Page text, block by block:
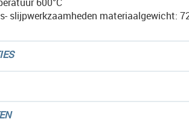
slijpwerkzaamheden materiaalgewicht: